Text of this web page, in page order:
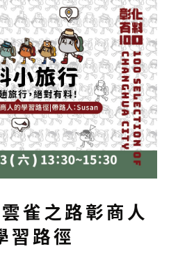
雀之路彰商人
習路徑